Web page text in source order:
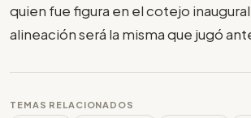
quien fue figura en el cotejo
alineación será la misma que jugó
TEMAS RELACIONADOS